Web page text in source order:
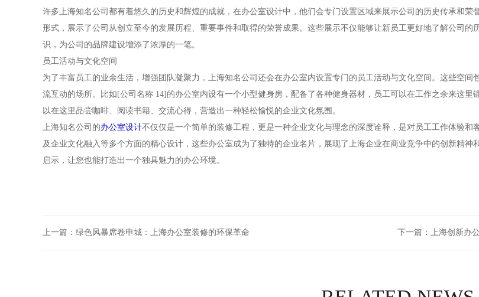
许多上海知名公司都有着悠久的历史和辉煌的成就，在办公室设计中，他们会专门设置区域来展示公司的历史传承和
形式，展示了公司从创立至今的发展历程、重要事件和取得的荣誉成果。这些展示不仅能够让新员工更好地了解公司
识，为公司的品牌建设增添了浓厚的一笔。
员工活动与文化空间
为了丰富员工的业余生活，增强团队凝聚力，上海知名公司还会在办公室内设置专门的员工活动与文化空间。这些空
流互动的场所。比如[公司名称 14]的办公室内设有一个小型健身房，配备了各种健身器材，员工可以在工作之余来这
以在这里品尝咖啡、阅读书籍、交流心得，营造出一种轻松愉悦的企业文化氛围。
上海知名公司的办公室设计不仅仅是一个简单的装修工程，更是一种企业文化与理念的深度诠释，是对员工工作体验
及企业文化融入等多个方面的精心设计，这些办公室成为了独特的企业名片，展现了上海企业在商业竞争中的创新精
启示，让您也能打造出一个独具魅力的办公环境。
上一篇： 绿色风暴席卷申城：上海办公室装修的环保革命 下一篇： 上海创新办